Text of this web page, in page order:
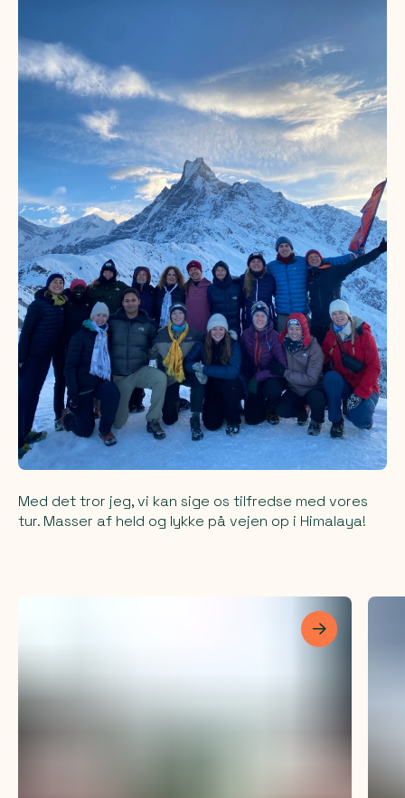
Med det tror jeg, vi kan sige os tilfredse med vores
tur. Masser af held og lykke på vejen op i Himalaya!
Les mer